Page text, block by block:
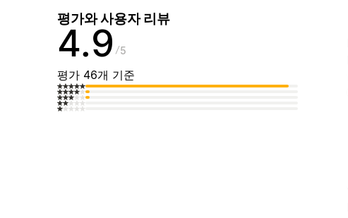
평가와 사용자 리뷰
4.9 5
평가 46개 기준